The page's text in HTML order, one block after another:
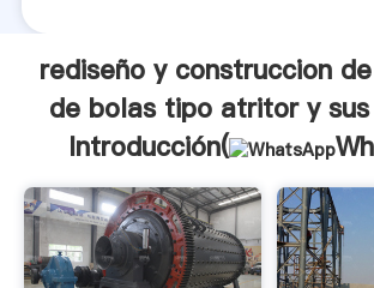
rediseño y construccion
de bolas tipo atritor y
Introducción(